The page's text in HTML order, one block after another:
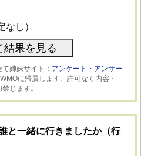
し）
姉妹サイト： アンケート・アンサー
に帰属します。許可なく内容・
じます。
と一緒に行きましたか（行